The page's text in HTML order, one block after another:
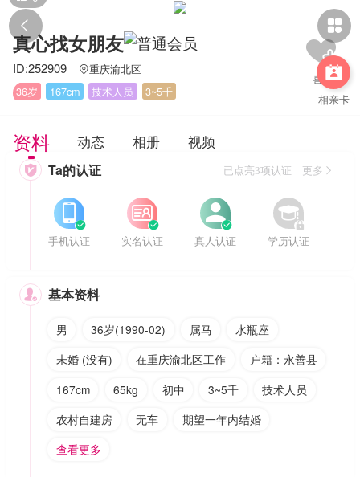
 

相亲卡
真心找女朋友
ID:252909 重庆渝北区
36岁
167cm 技术人员 3~5千
资料 动态 相册 视频
 Ta的认证 已点亮3项认证 更多


手机认证


实名认证


真人认证


学历认证
 基本资料
男 36岁(1990-02) 属马
水瓶座
未婚 (没有)
在重庆渝北区工作
户籍：永善县
167cm
65kg 初中 3~5千
技术人员
农村自建房
无车
期望一年内结婚
查看更多